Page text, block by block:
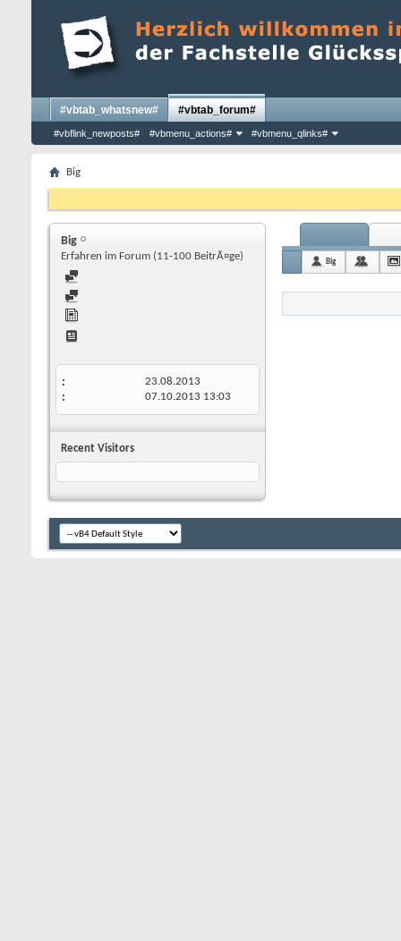
#vbtab_whatsnew# #vbtab_forum#
#vbflink_newposts# #vbmenu_actions# #vbmenu_qlinks#
Big
Big
Erfahren im Forum (11-100 BeitrÃ¤ge)
23.08.2013
07.10.2013 13:03
Recent Visitors
Big